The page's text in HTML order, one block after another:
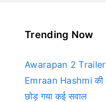
Trending Now
Awarapan 2
Emraan Hashmi की
छोड़ गया कई सवाल